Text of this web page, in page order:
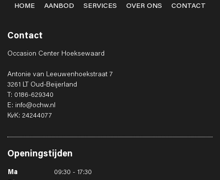
HOME AANBOD SERVICES OVER ONS CONTACT
Contact
Occasion Center Hoeksewaard
Antonie van Leeuwenhoekstraat 7
3261 LT Oud-Beijerland
T: 0186-629340
E: info@ochw.nl
KvK: 24244077
Openingstijden
Ma
09:30 - 17:30